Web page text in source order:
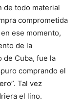
de todo material
comprometida
ese momento,
de la
de Cuba, fue la
comprando el
Tal vez
el lino.